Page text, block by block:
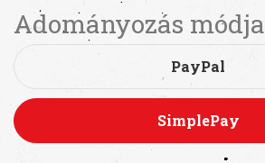
Adományozás módja
PayPal
SimplePay